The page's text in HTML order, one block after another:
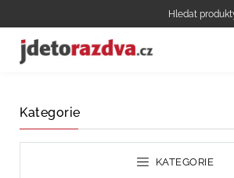
Kategorie
KATEGORIE